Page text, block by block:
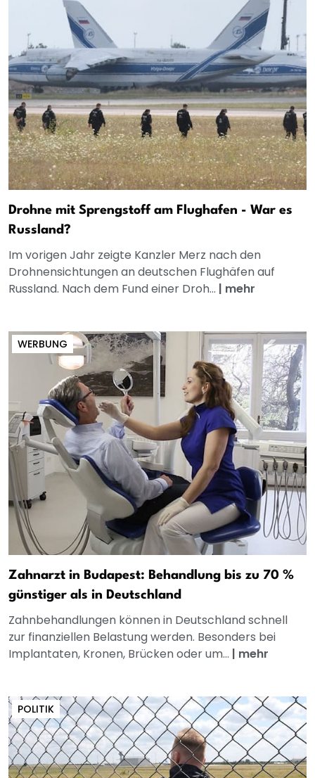
Drohne mit Sprengstoff am Flughafen - War es
Russland?
Im vorigen Jahr zeigte Kanzler Merz nach den
Drohnensichtungen an deutschen Flughäfen auf
Russland. Nach dem Fund einer Droh... | mehr
WERBUNG
Zahnarzt in Budapest: Behandlung bis zu 70 %
günstiger als in Deutschland
Zahnbehandlungen können in Deutschland schnell
zur finanziellen Belastung werden. Besonders bei
Implantaten, Kronen, Brücken oder um... | mehr
POLITIK